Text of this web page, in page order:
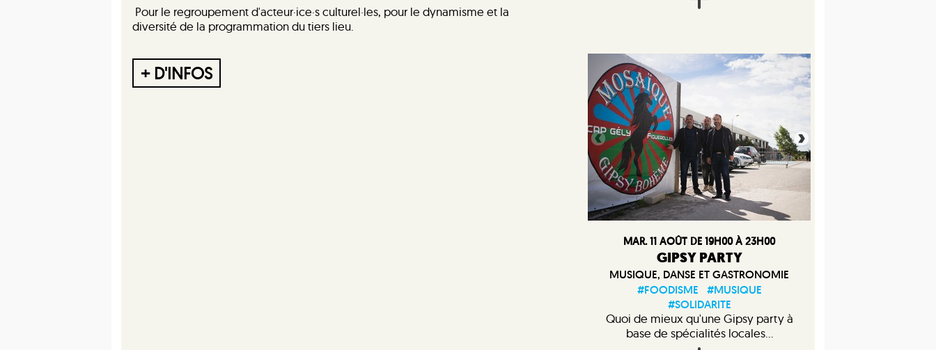
Pour le regroupement d'acteur·ice·s culturel·les, pour le dynamisme et la
diversité de la programmation du tiers lieu.
+ D'INFOS
MAR. 11 AOÛT DE 19H00 À 23H00
GIPSY PARTY
MUSIQUE, DANSE ET GASTRONOMIE
#FOODISME
#MUSIQUE
#SOLIDARITE
Quoi de mieux qu'une Gipsy party à
base de spécialités locales...